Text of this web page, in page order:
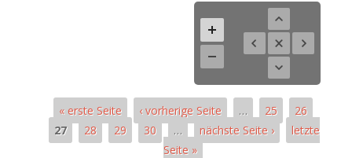
« erste Seite ‹ vorherige Seite … 25
26
27
28 29 30 … nächste Seite ›
letzte
Seite »